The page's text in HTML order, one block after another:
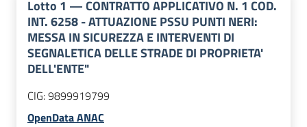
Lotto 1 —CONTRATTO APPLICATIVO N. 1 COD.
INT. 6258 - ATTUAZIONE PSSU PUNTI NERI:
MESSA IN SICUREZZA E INTERVENTI DI
SEGNALETICA DELLE STRADE DI PROPRIETA'
DELL'ENTE"
CIG:9899919799
OpenData ANAC